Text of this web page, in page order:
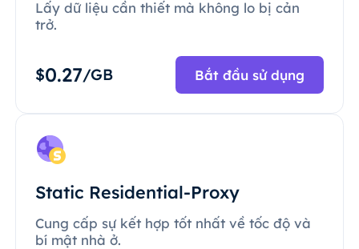
Lấy dữ liệu cần thiết mà không lo bị cản
trở.
$0.27/GB Bắt đầu sử dụng
Static Residential-Proxy
Cung cấp sự kết hợp tốt nhất về tốc độ và
bí mật nhà ở.